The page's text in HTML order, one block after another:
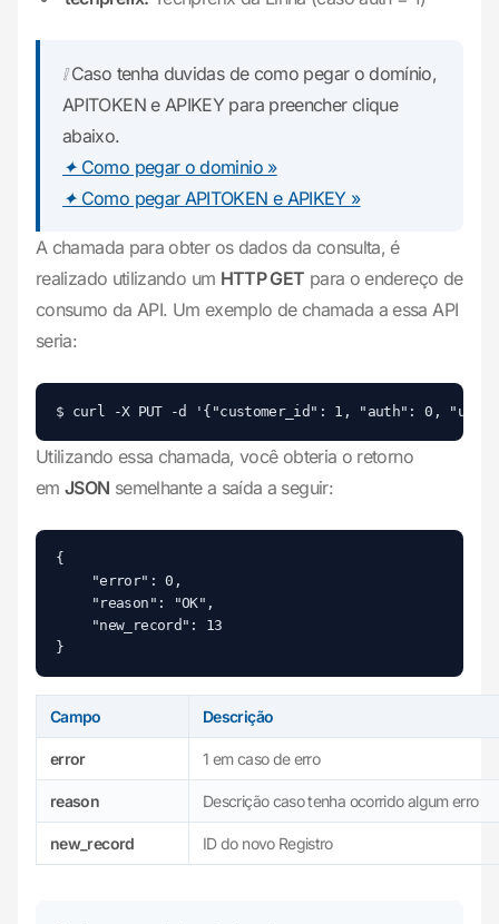
❕ Caso tenha duvidas de como pegar o domínio,
APITOKEN e APIKEY para preencher clique
abaixo.
✦ Como pegar o dominio »
✦ Como pegar APITOKEN e APIKEY »
A chamada para obter os dados da consulta, é
realizado utilizando um HTTP GET para o endereço de
consumo da API. Um exemplo de chamada a essa API
seria:
Utilizando essa chamada, você obteria o retorno
emJSON semelhante a saída a seguir:
{
Campo Descrição
error 1 em caso de erro
reason Descrição caso tenha ocorrido algum erro
new_record ID do novo Registro